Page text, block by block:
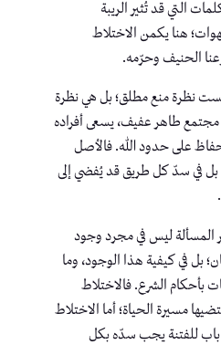
التي قد تُثير الريبة
هنا يكمن الاختلاط
الحنيف وحرّمه.
نظرة منع مطلق؛ بل هي نظرة
مجتمع طاهر عفيف، يسعى أفراده
على حدود الله. فالأصل
بل في سدّ كل طريق قد يُفضي إلى
ليس في مجرد وجود
بل في كيفية هذا الوجود، وما
بأحكام الشرع. فالاختلاط
مسيرة الحياة؛ أما الاختلاط
للفتنة يجب سدّه بكل